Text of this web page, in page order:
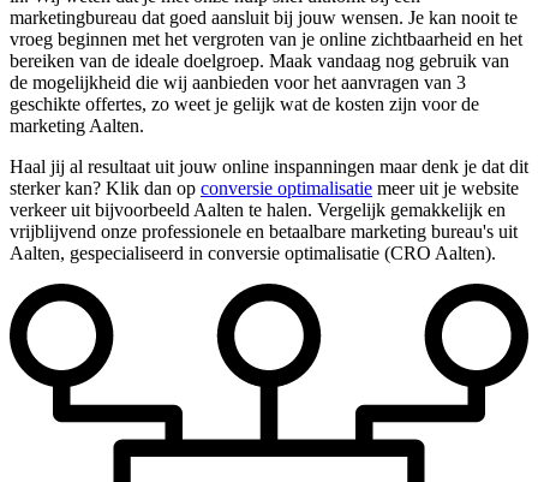
marketingbureau dat goed aansluit bij jouw wensen. Je kan nooit te
vroeg beginnen met het vergroten van je online zichtbaarheid en het
bereiken van de ideale doelgroep. Maak vandaag nog gebruik van
de mogelijkheid die wij aanbieden voor het aanvragen van 3
geschikte offertes, zo weet je gelijk wat de kosten zijn voor de
marketing Aalten.
Haal jij al resultaat uit jouw online inspanningen maar denk je dat dit
sterker kan? Klik dan op conversie optimalisatie meer uit je website
verkeer uit bijvoorbeeld Aalten te halen. Vergelijk gemakkelijk en
vrijblijvend onze professionele en betaalbare marketing bureau's uit
Aalten, gespecialiseerd in conversie optimalisatie (CRO Aalten).